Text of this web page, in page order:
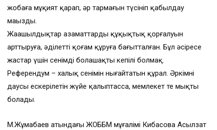
жобаға мұқият қарап, әр тармағын түсініп қабылдау
маңызды.
Жаңашылдықтар азаматтардың құқықтық қорғалуын
арттыруға, әділетті қоғам құруға бағытталған. Бұл әсіресе
жастар үшін сенімді болашақтың кепілі болмақ.
Референдум – халық сенімін нығайтатын құрал. Әркімнің
даусы ескерілетін жүйе қалыптасса, мемлекет те мықты
болады.
М.Жұмабаев атындағы ЖОББМ мұғалімі Кибасова Асылзат